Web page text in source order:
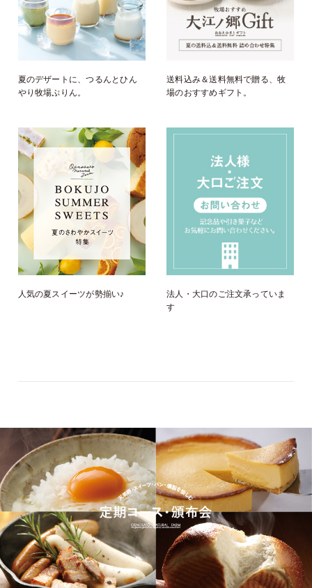
夏のデザートに、つるんとひん
やり牧場ぷりん。
送料込み＆送料無料で贈る、牧
場のおすすめギフト。
人気の夏スイーツが勢揃い♪
法人・大口のご注文承っていま
す